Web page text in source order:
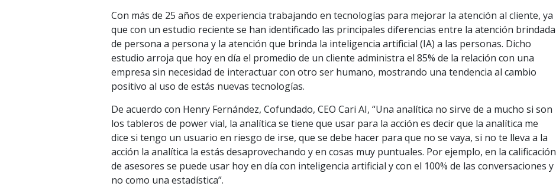
Con más de 25 años de experiencia trabajando en tecnologías para mejorar la atención al cliente, ya
que con un estudio reciente se han identificado las principales diferencias entre la atención brindada
de persona a persona y la atención que brinda la inteligencia artificial (IA) a las personas. Dicho
estudio arroja que hoy en día el promedio de un cliente administra el 85% de la relación con una
empresa sin necesidad de interactuar con otro ser humano, mostrando una tendencia al cambio
positivo al uso de estás nuevas tecnologías.
De acuerdo con Henry Fernández, Cofundado, CEO Cari AI, “Una analítica no sirve de a mucho si son
los tableros de power vial, la analítica se tiene que usar para la acción es decir que la analítica me
dice si tengo un usuario en riesgo de irse, que se debe hacer para que no se vaya, si no te lleva a la
acción la analítica la estás desaprovechando y en cosas muy puntuales. Por ejemplo, en la calificación
de asesores se puede usar hoy en día con inteligencia artificial y con el 100% de las conversaciones y
no como una estadística”.